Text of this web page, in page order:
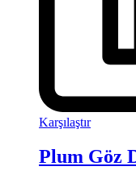
Karşılaştır
Plum Göz